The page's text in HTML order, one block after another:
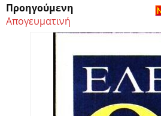
Προηγούμενη
Απογευματινή